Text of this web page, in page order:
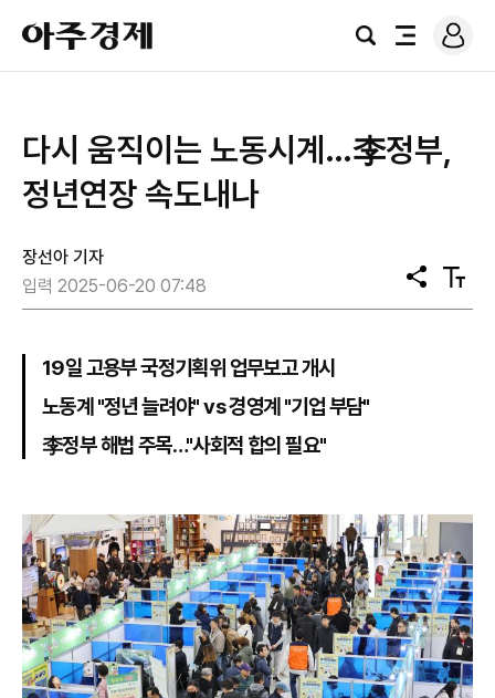
아
주
경
검
전
로
그
다시 움직이는 노동시계…李정부,
정년연장 속도내나
장선아 기자
입력 2025-06-20 07:48
공
유
텍
스
19일 고용부 국정기획위 업무보고 개시
노동계 "정년 늘려야" vs 경영계 "기업 부담"
李정부 해법 주목…"사회적 합의 필요"